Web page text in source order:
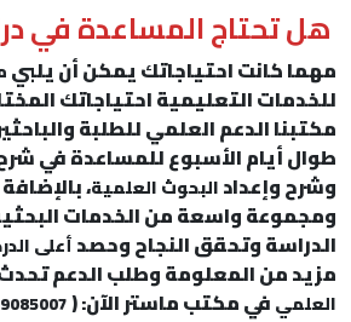
هل تحتاج المساعدة في
مهما كانت احتياجاتك يمكن أن يلبي
للخدمات التعليمية احتياجاتك
مكتبنا الدعم العلمي للطلبة
طوال أيام الأسبوع للمساعدة في
وشرح وإعدادالبحوث العلمية،
ومجموعة واسعة من الخدمات
الدراسة وتحقق النجاح وحصدأعلى
مزيد من المعلومة وطلب الدعم
العلميفي مكتب ماستر الآن: (